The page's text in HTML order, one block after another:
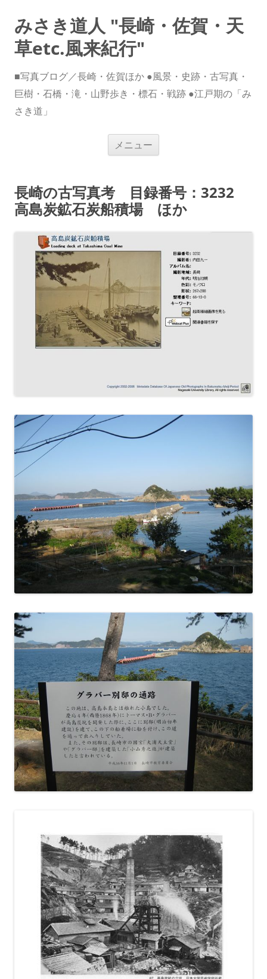
みさき道人 "長崎・佐賀・天
草etc.風来紀行"
■写真ブログ／長崎・佐賀ほか ●風景・史跡・古写真・
巨樹・石橋・滝・山野歩き・標石・戦跡 ●江戸期の「み
さき道」
メニュー
ス
キ
ッ
プ
長崎の古写真考 目録番号：3232
高島炭鉱石炭船積場 ほか